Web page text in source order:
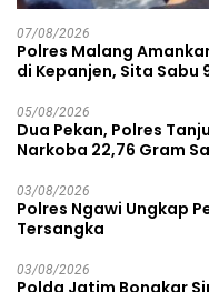
07/08/2026
Polres Malang
di Kepanjen, Sita Sabu
05/08/2026
Dua Pekan, Polres
Narkoba 22,76 Gram
03/08/2026
Polres Ngawi Ungkap
Tersangka
03/08/2026